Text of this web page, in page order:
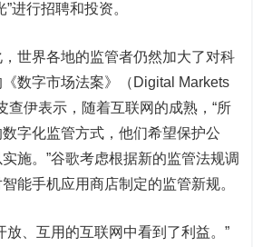
进行招聘和投资。
界各地的监管者仍然加大了对科
数字市场法案》（Digital Markets
查伊表示，随着互联网的成熟，“所
字化监管方式，他们希望保护公
施。”谷歌考虑根据新的监管法规调
能手机应用商店制定的监管新规。
、互用的互联网中看到了利益。”